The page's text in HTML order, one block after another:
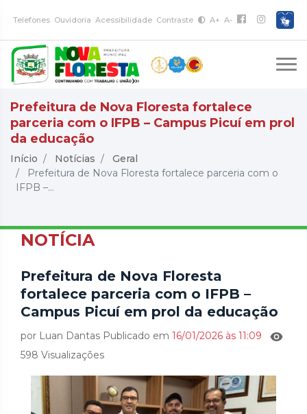
Telefones Ouvidoria Acessibilidade Contraste A+ A-
Prefeitura de Nova Floresta fortalece
parceria com o IFPB – Campus Picuí em prol
da educação
Início Notícias
Geral
Prefeitura de Nova Floresta fortalece parceria com o
IFPB –...
NOTÍCIA
Prefeitura de Nova Floresta
fortalece parceria com o IFPB –
Campus Picuí em prol da educação
por Luan Dantas Publicado em 16/01/2026 às 11:09
598 Visualizações